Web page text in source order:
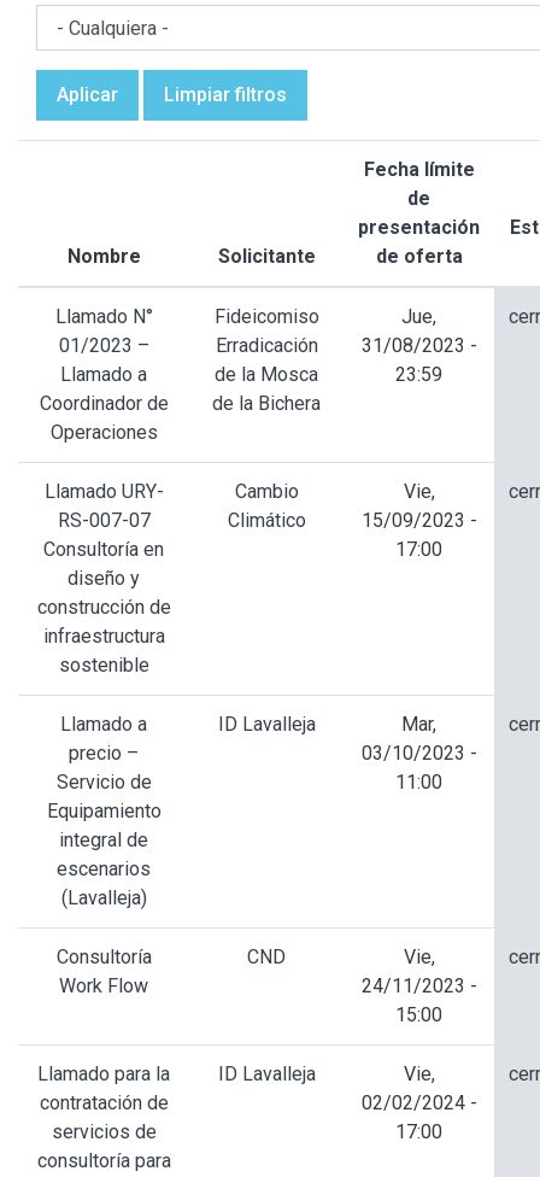
Aplicar Limpiar filtros
Nombre Solicitante
Fecha límite
de
presentación
de oferta
Llamado N°
01/2023 –
Llamado a
Coordinador de
Operaciones
Fideicomiso
Erradicación
de la Mosca
de la Bichera
Jue,
31/08/2023 -
23:59
Llamado URY-
RS-007-07
Consultoría en
diseño y
construcción de
infraestructura
sostenible
Cambio
Climático
Vie,
15/09/2023 -
17:00
Llamado a
precio –
Servicio de
Equipamiento
integral de
escenarios
(Lavalleja)
ID Lavalleja
Mar,
03/10/2023 -
11:00
Consultoría
Work Flow
CND
Vie,
24/11/2023 -
15:00
Llamado para la
contratación de
servicios de
consultoría para
ID Lavalleja
Vie,
02/02/2024 -
17:00